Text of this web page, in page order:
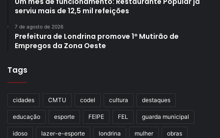
ambiente virtual também é possível saber mais sobre
seguro desemprego e outras demandas.
www.londrina.pr.gov.br/sine
atualmente por trabalhos de reforma e adequações e,
portanto, não estará aberto no dia do feriado (1º de maio),
Central Urbano.
serviu mais de 12,5 mil refeições
7 de agosto de 2026
Prefeitura de Londrina promove 1º Mutirão de
Empregos da Zona Oeste
Tags
cidades CMTU codel cultura destaques
educação esporte FEIPE FEL guarda municipal
idoso lazer-e-esporte londrina mulher obras